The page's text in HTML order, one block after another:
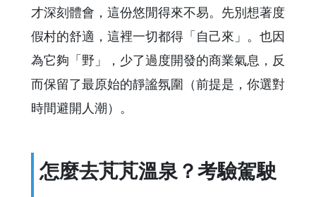
才深刻體會，這份悠閒得來不易。先別想著度
假村的舒適，這裡一切都得「自己來」。也因
為它夠「野」，少了過度開發的商業氣息，反
而保留了最原始的靜謐氛圍（前提是，你選對
時間避開人潮）。
怎麼去芃芃溫泉？考驗駕駛